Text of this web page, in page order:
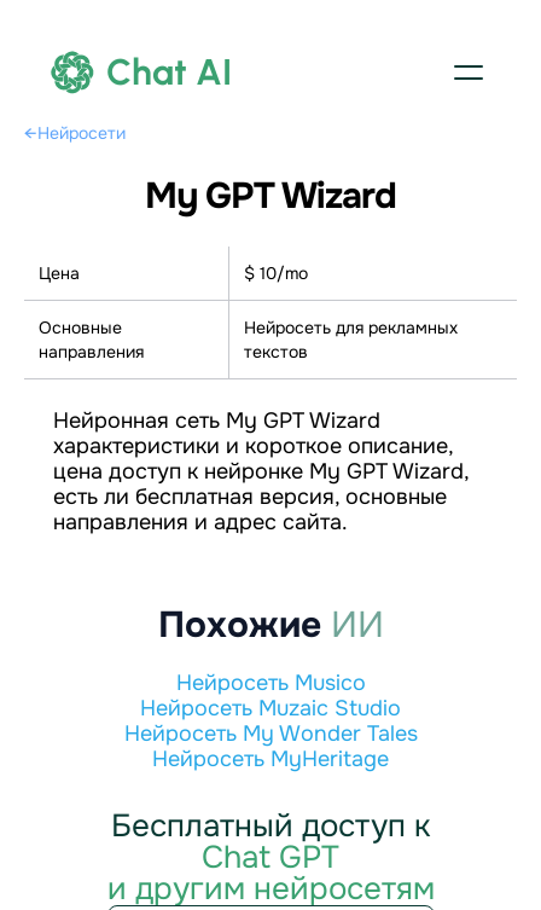
Chat AI
←Нейросети
My GPT Wizard
Цена $ 10/mo
Основные
направления
Нейросеть для рекламных
текстов
Нейронная сеть My GPT Wizard
характеристики и короткое описание,
цена доступ к нейронке My GPT Wizard,
есть ли бесплатная версия, основные
направления и адрес сайта.
Похожие ИИ
Нейросеть Musico
Нейросеть Muzaic Studio
Нейросеть My Wonder Tales
Нейросеть MyHeritage
Бесплатный доступ к
Chat GPT
и другим нейросетям